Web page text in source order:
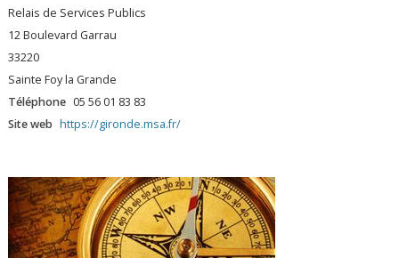
Relais de Services Publics
12 Boulevard Garrau
33220
Sainte Foy la Grande
Téléphone 05 56 01 83 83
Site web https://gironde.msa.fr/